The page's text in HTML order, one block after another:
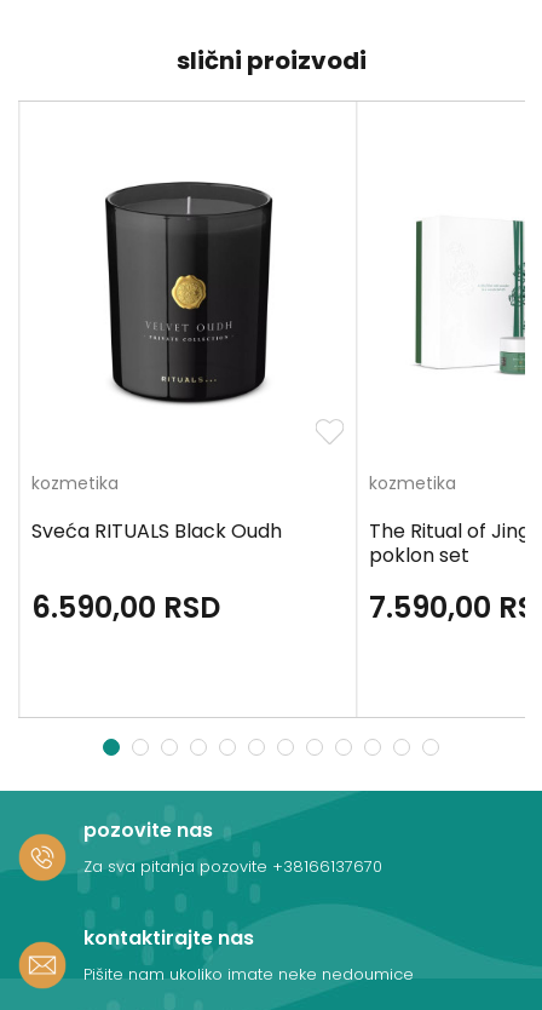
slični proizvodi
kozmetika
Sveća RITUALS Black Oudh
6.590,00 RSD
kozmetika
The Ritual of Jing
poklon set
7.590,00
1 2 3 4 5 6 7 8 9 10 11 12
pozovite nas
Za sva pitanja pozovite +38166137670
kontaktirajte nas
Pišite nam ukoliko imate neke nedoumice